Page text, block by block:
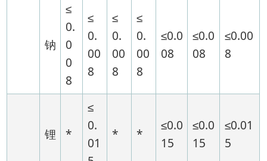
钠
≤
0.
0
0
8
≤
0.
00
8
≤
0.
00
8
≤
0.
00
8
≤0.0
08
≤0.0
08
≤0.00
8
锂 *
≤
0.
01
* *
≤0.0
15
≤0.0
15
≤0.01
5